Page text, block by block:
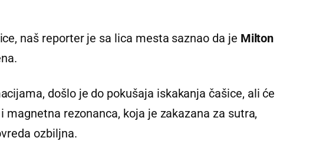
naš reporter je sa lica mesta saznao da je Milton
došlo je do pokušaja iskakanja čašice, ali će
magnetna rezonanca, koja je zakazana za sutra,
ozbiljna.